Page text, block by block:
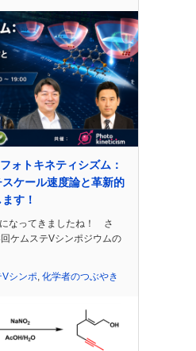
ォトキネティシズム：
ケール速度論と革新的
す！
なってきましたね！ さ
ケムステVシンポジウムの
Vシンポ, 化学者のつぶやき